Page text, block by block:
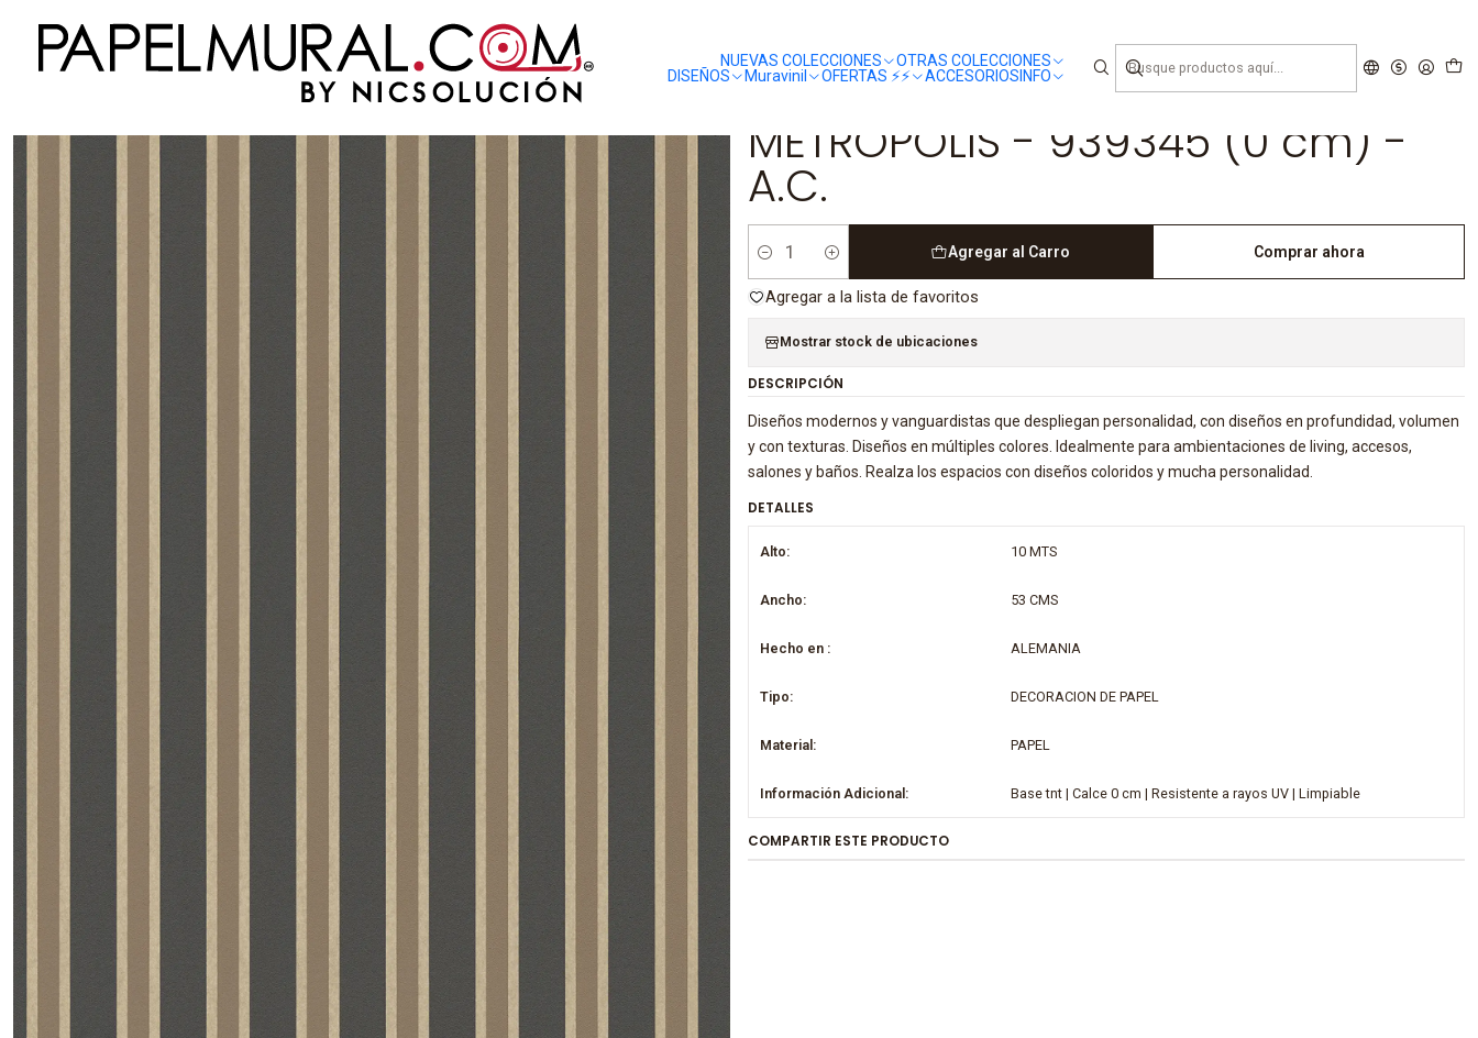
NUEVAS COLECCIONES
OTRAS COLECCIONES
DISEÑOS
Muravinil OFERTAS ⚡️⚡️ ACCESORIOSINFO
Inicio PAPEL MURAL OTRAS COLECCIONES URBANO METROPOLIS METROPOLIS - 939345 (0 cm) - A.C.
METROPOLIS - 939345 (0 cm) -
A.C.
Cantidad
Agregar al Carro Comprar ahora
Agregar a la lista de favoritos
Mostrar stock de ubicaciones
DESCRIPCIÓN
Diseños modernos y vanguardistas que despliegan personalidad, con diseños en profundidad, volumen
y con texturas. Diseños en múltiples colores. Idealmente para ambientaciones de living, accesos,
salones y baños. Realza los espacios con diseños coloridos y mucha personalidad.
DETALLES
Alto: 10 MTS
Ancho: 53 CMS
Hecho en : ALEMANIA
Tipo: DECORACION DE PAPEL
Material: PAPEL
Información Adicional: Base tnt | Calce 0 cm | Resistente a rayos UV | Limpiable
COMPARTIR ESTE PRODUCTO